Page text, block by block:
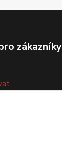
zákazníky